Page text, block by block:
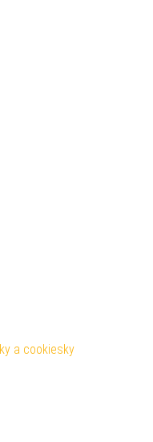
a cookiesky